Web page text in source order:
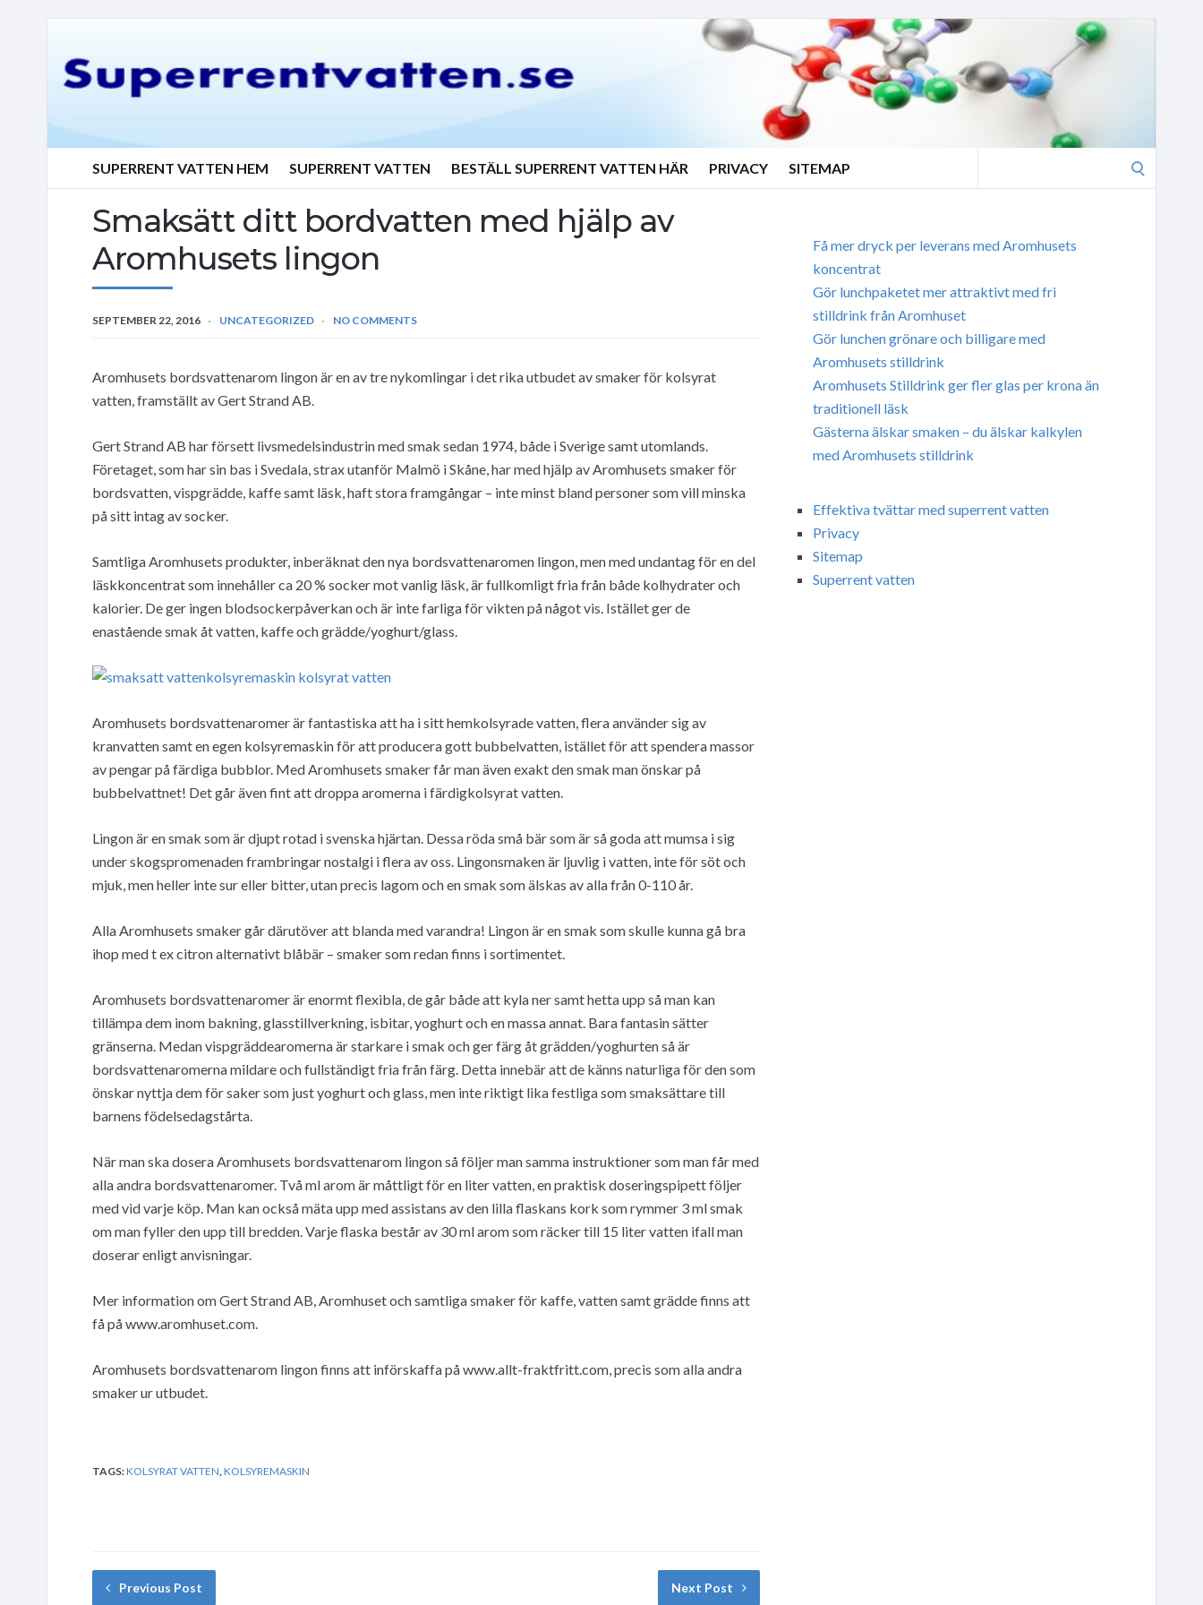
SUPERRENT VATTEN HEM SUPERRENT VATTEN BESTÄLL SUPERRENT VATTEN HÄR PRIVACY SITEMAP
Smaksätt ditt bordvatten med hjälp av
Aromhusets lingon
SEPTEMBER 22, 2016 UNCATEGORIZED NO COMMENTS
Aromhusets bordsvattenarom lingon är en av tre nykomlingar i det rika utbudet av smaker för kolsyrat
vatten, framställt av Gert Strand AB.
Gert Strand AB har försett livsmedelsindustrin med smak sedan 1974, både i Sverige samt utomlands.
Företaget, som har sin bas i Svedala, strax utanför Malmö i Skåne, har med hjälp av Aromhusets smaker för
bordsvatten, vispgrädde, kaffe samt läsk, haft stora framgångar – inte minst bland personer som vill minska
på sitt intag av socker.
Samtliga Aromhusets produkter, inberäknat den nya bordsvattenaromen lingon, men med undantag för en del
läskkoncentrat som innehåller ca 20 % socker mot vanlig läsk, är fullkomligt fria från både kolhydrater och
kalorier. De ger ingen blodsockerpåverkan och är inte farliga för vikten på något vis. Istället ger de
enastående smak åt vatten, kaffe och grädde/yoghurt/glass.
Aromhusets bordsvattenaromer är fantastiska att ha i sitt hemkolsyrade vatten, flera använder sig av
kranvatten samt en egen kolsyremaskin för att producera gott bubbelvatten, istället för att spendera massor
av pengar på färdiga bubblor. Med Aromhusets smaker får man även exakt den smak man önskar på
bubbelvattnet! Det går även fint att droppa aromerna i färdigkolsyrat vatten.
Lingon är en smak som är djupt rotad i svenska hjärtan. Dessa röda små bär som är så goda att mumsa i sig
under skogspromenaden frambringar nostalgi i flera av oss. Lingonsmaken är ljuvlig i vatten, inte för söt och
mjuk, men heller inte sur eller bitter, utan precis lagom och en smak som älskas av alla från 0-110 år.
Alla Aromhusets smaker går därutöver att blanda med varandra! Lingon är en smak som skulle kunna gå bra
ihop med t ex citron alternativt blåbär – smaker som redan finns i sortimentet.
Aromhusets bordsvattenaromer är enormt flexibla, de går både att kyla ner samt hetta upp så man kan
tillämpa dem inom bakning, glasstillverkning, isbitar, yoghurt och en massa annat. Bara fantasin sätter
gränserna. Medan vispgräddearomerna är starkare i smak och ger färg åt grädden/yoghurten så är
bordsvattenaromerna mildare och fullständigt fria från färg. Detta innebär att de känns naturliga för den som
önskar nyttja dem för saker som just yoghurt och glass, men inte riktigt lika festliga som smaksättare till
barnens födelsedagstårta.
När man ska dosera Aromhusets bordsvattenarom lingon så följer man samma instruktioner som man får med
alla andra bordsvattenaromer. Två ml arom är måttligt för en liter vatten, en praktisk doseringspipett följer
med vid varje köp. Man kan också mäta upp med assistans av den lilla flaskans kork som rymmer 3 ml smak
om man fyller den upp till bredden. Varje flaska består av 30 ml arom som räcker till 15 liter vatten ifall man
doserar enligt anvisningar.
Mer information om Gert Strand AB, Aromhuset och samtliga smaker för kaffe, vatten samt grädde finns att
få på www.aromhuset.com.
Aromhusets bordsvattenarom lingon finns att införskaffa på www.allt-fraktfritt.com, precis som alla andra
smaker ur utbudet.
TAGS:KOLSYRAT VATTEN KOLSYREMASKIN
Previous Post Next Post
Få mer dryck per leverans med Aromhusets
koncentrat
Gör lunchpaketet mer attraktivt med fri
stilldrink från Aromhuset
Gör lunchen grönare och billigare med
Aromhusets stilldrink
Aromhusets Stilldrink ger fler glas per krona än
traditionell läsk
Gästerna älskar smaken – du älskar kalkylen
med Aromhusets stilldrink
Effektiva tvättar med superrent vatten
Privacy
Sitemap
Superrent vatten